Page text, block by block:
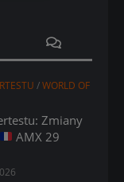
/WORLD OF
Zmiany
AMX 29